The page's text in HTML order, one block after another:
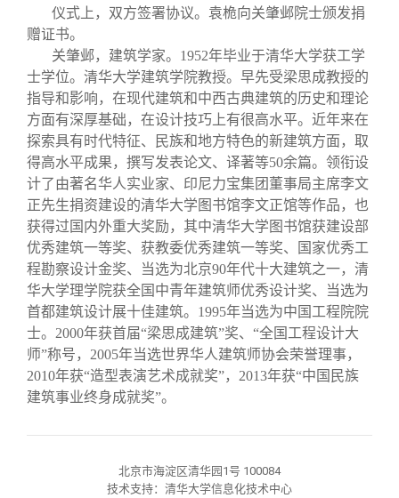
仪式上，双方签署协议。袁桅向关肇邺院士颁发捐
赠证书。
关肇邺，建筑学家。1952年毕业于清华大学获工学
士学位。清华大学建筑学院教授。早先受梁思成教授的
指导和影响，在现代建筑和中西古典建筑的历史和理论
方面有深厚基础，在设计技巧上有很高水平。近年来在
探索具有时代特征、民族和地方特色的新建筑方面，取
得高水平成果，撰写发表论文、译著等50余篇。领衔设
计了由著名华人实业家、印尼力宝集团董事局主席李文
正先生捐资建设的清华大学图书馆李文正馆等作品，也
获得过国内外重大奖励，其中清华大学图书馆获建设部
优秀建筑一等奖、获教委优秀建筑一等奖、国家优秀工
程勘察设计金奖、当选为北京90年代十大建筑之一，清
华大学理学院获全国中青年建筑师优秀设计奖、当选为
首都建筑设计展十佳建筑。1995年当选为中国工程院院
士。2000年获首届“梁思成建筑”奖、“全国工程设计大
师”称号，2005年当选世界华人建筑师协会荣誉理事，
2010年获“造型表演艺术成就奖”，2013年获“中国民族
建筑事业终身成就奖”。
北京市海淀区清华园1号 100084
技术支持：清华大学信息化技术中心